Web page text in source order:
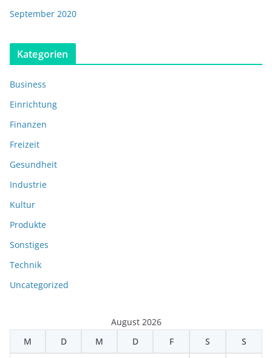
September 2020
Kategorien
Business
Einrichtung
Finanzen
Freizeit
Gesundheit
Industrie
Kultur
Produkte
Sonstiges
Technik
Uncategorized
August 2026
M
D M D F S S